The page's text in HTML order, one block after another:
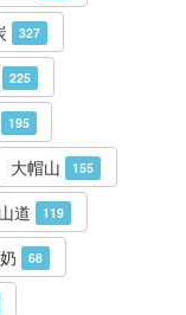
327
225
195
大帽山 155
道 119
68